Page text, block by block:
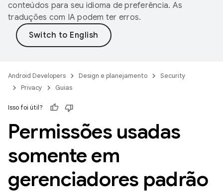
conteúdos para seu idioma de preferência. As
traduções com IA podem ter erros.
Android Developers Design e planejamento
Security
Privacy
Guias
Isso foi útil?
Permissões usadas
somente em
gerenciadores padrão